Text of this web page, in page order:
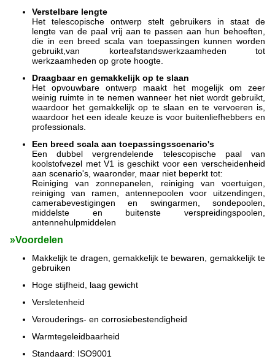
Verstelbare lengte
Het telescopische ontwerp stelt gebruikers in staat de
lengte van de paal vrij aan te passen aan hun behoeften,
die in een breed scala van toepassingen kunnen worden
gebruikt,van korteafstandswerkzaamheden tot
werkzaamheden op grote hoogte.
Draagbaar en gemakkelijk op te slaan
Het opvouwbare ontwerp maakt het mogelijk om zeer
weinig ruimte in te nemen wanneer het niet wordt gebruikt,
waardoor het gemakkelijk op te slaan en te vervoeren is,
waardoor het een ideale keuze is voor buitenliefhebbers en
professionals.
Een breed scala aan toepassingsscenario's
Een dubbel vergrendelende telescopische paal van
koolstofvezel met V1 is geschikt voor een verscheidenheid
aan scenario's, waaronder, maar niet beperkt tot:
Reiniging van zonnepanelen, reiniging van voertuigen,
reiniging van ramen, antennepoolen voor uitzendingen,
camerabevestigingen en swingarmen, sondepoolen,
middelste en buitenste verspreidingspoolen,
antennehulpmiddelen
»Voordelen
Makkelijk te dragen, gemakkelijk te bewaren, gemakkelijk te
gebruiken
Hoge stijfheid, laag gewicht
Versletenheid
Verouderings- en corrosiebestendigheid
Warmtegeleidbaarheid
Standaard: ISO9001